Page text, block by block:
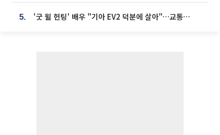
5. '굿 윌 헌팅' 배우 "기아 EV2 덕분에 살아"…교통사고 후 안전성 극찬